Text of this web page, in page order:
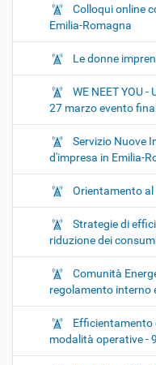
Colloqui online
Emilia-Romagna
Le donne
WE NEET YOU
27 marzo evento
Servizio Nuove
d'impresa in Emilia-
Orientamento
Strategie di
riduzione dei
Comunità
regolamento interno
Efficientamento
modalità operative -